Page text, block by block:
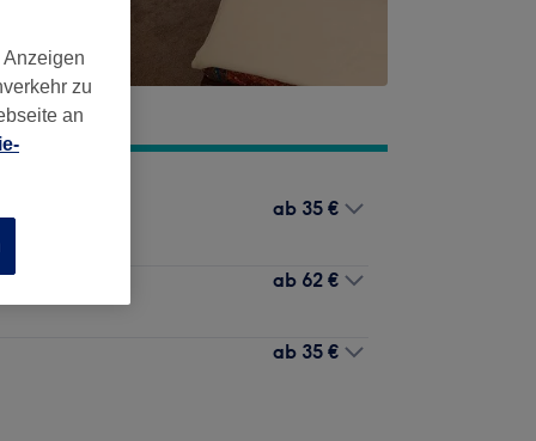
ab 35 €
ab 62 €
ab 35 €
zu
an